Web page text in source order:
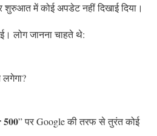
में कोई अपडेट नहीं दिखाई दिया।
लोग जानना चाहते थे:
500” पर Google की तरफ से तुरंत कोई